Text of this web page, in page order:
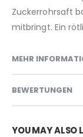
Zuckerrohrsaft
mitbringt. Ein
MEHR
BEWERTUNGEN
YOU MAY ALSO